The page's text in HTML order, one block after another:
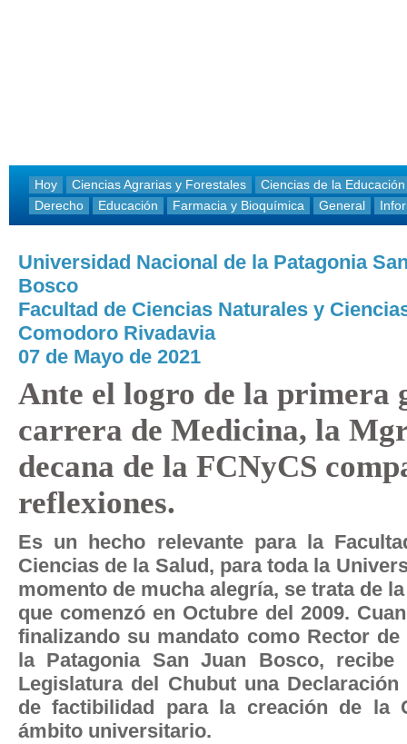
Hoy Ciencias Agrarias y Forestales
Ciencias de la Educación
Derecho
Educación Farmacia y Bioquímica General
Universidad Nacional de la Patagonia
Bosco
Facultad de Ciencias Naturales y
Comodoro Rivadavia
07 de Mayo de 2021
Ante el logro de la primera
carrera de Medicina, la
decana de la FCNyCS
reflexiones.
Es un hecho relevante para la
Ciencias de la Salud, para toda la
momento de mucha alegría, se trata de
que comenzó en Octubre del 2009.
finalizando su mandato como Rector
la Patagonia San Juan Bosco,
Legislatura del Chubut una
de factibilidad para la creación de la
ámbito universitario.